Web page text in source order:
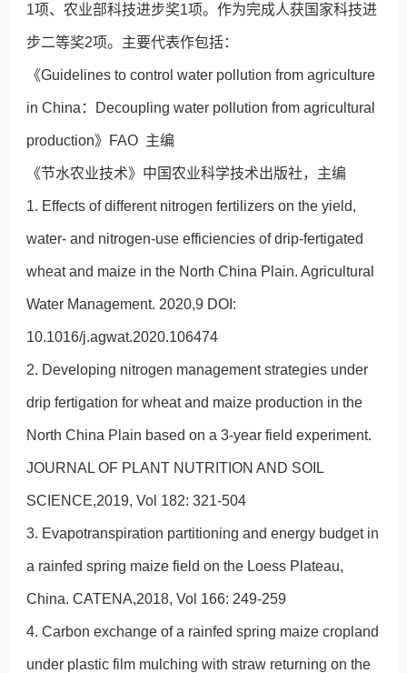
1项、农业部科技进步奖1项。作为完成人获国家科技进
步二等奖2项。主要代表作包括：
《Guidelines to control water pollution from agriculture
in China：Decoupling water pollution from agricultural
production》FAO 主编
《节水农业技术》中国农业科学技术出版社，主编
1. Effects of different nitrogen fertilizers on the yield,
water- and nitrogen-use efficiencies of drip-fertigated
wheat and maize in the North China Plain. Agricultural
Water Management. 2020,9 DOI:
10.1016/j.agwat.2020.106474
2. Developing nitrogen management strategies under
drip fertigation for wheat and maize production in the
North China Plain based on a 3-year field experiment.
JOURNAL OF PLANT NUTRITION AND SOIL
SCIENCE,2019, Vol 182: 321-504
3. Evapotranspiration partitioning and energy budget in
a rainfed spring maize field on the Loess Plateau,
China. CATENA,2018, Vol 166: 249-259
4. Carbon exchange of a rainfed spring maize cropland
under plastic film mulching with straw returning on the